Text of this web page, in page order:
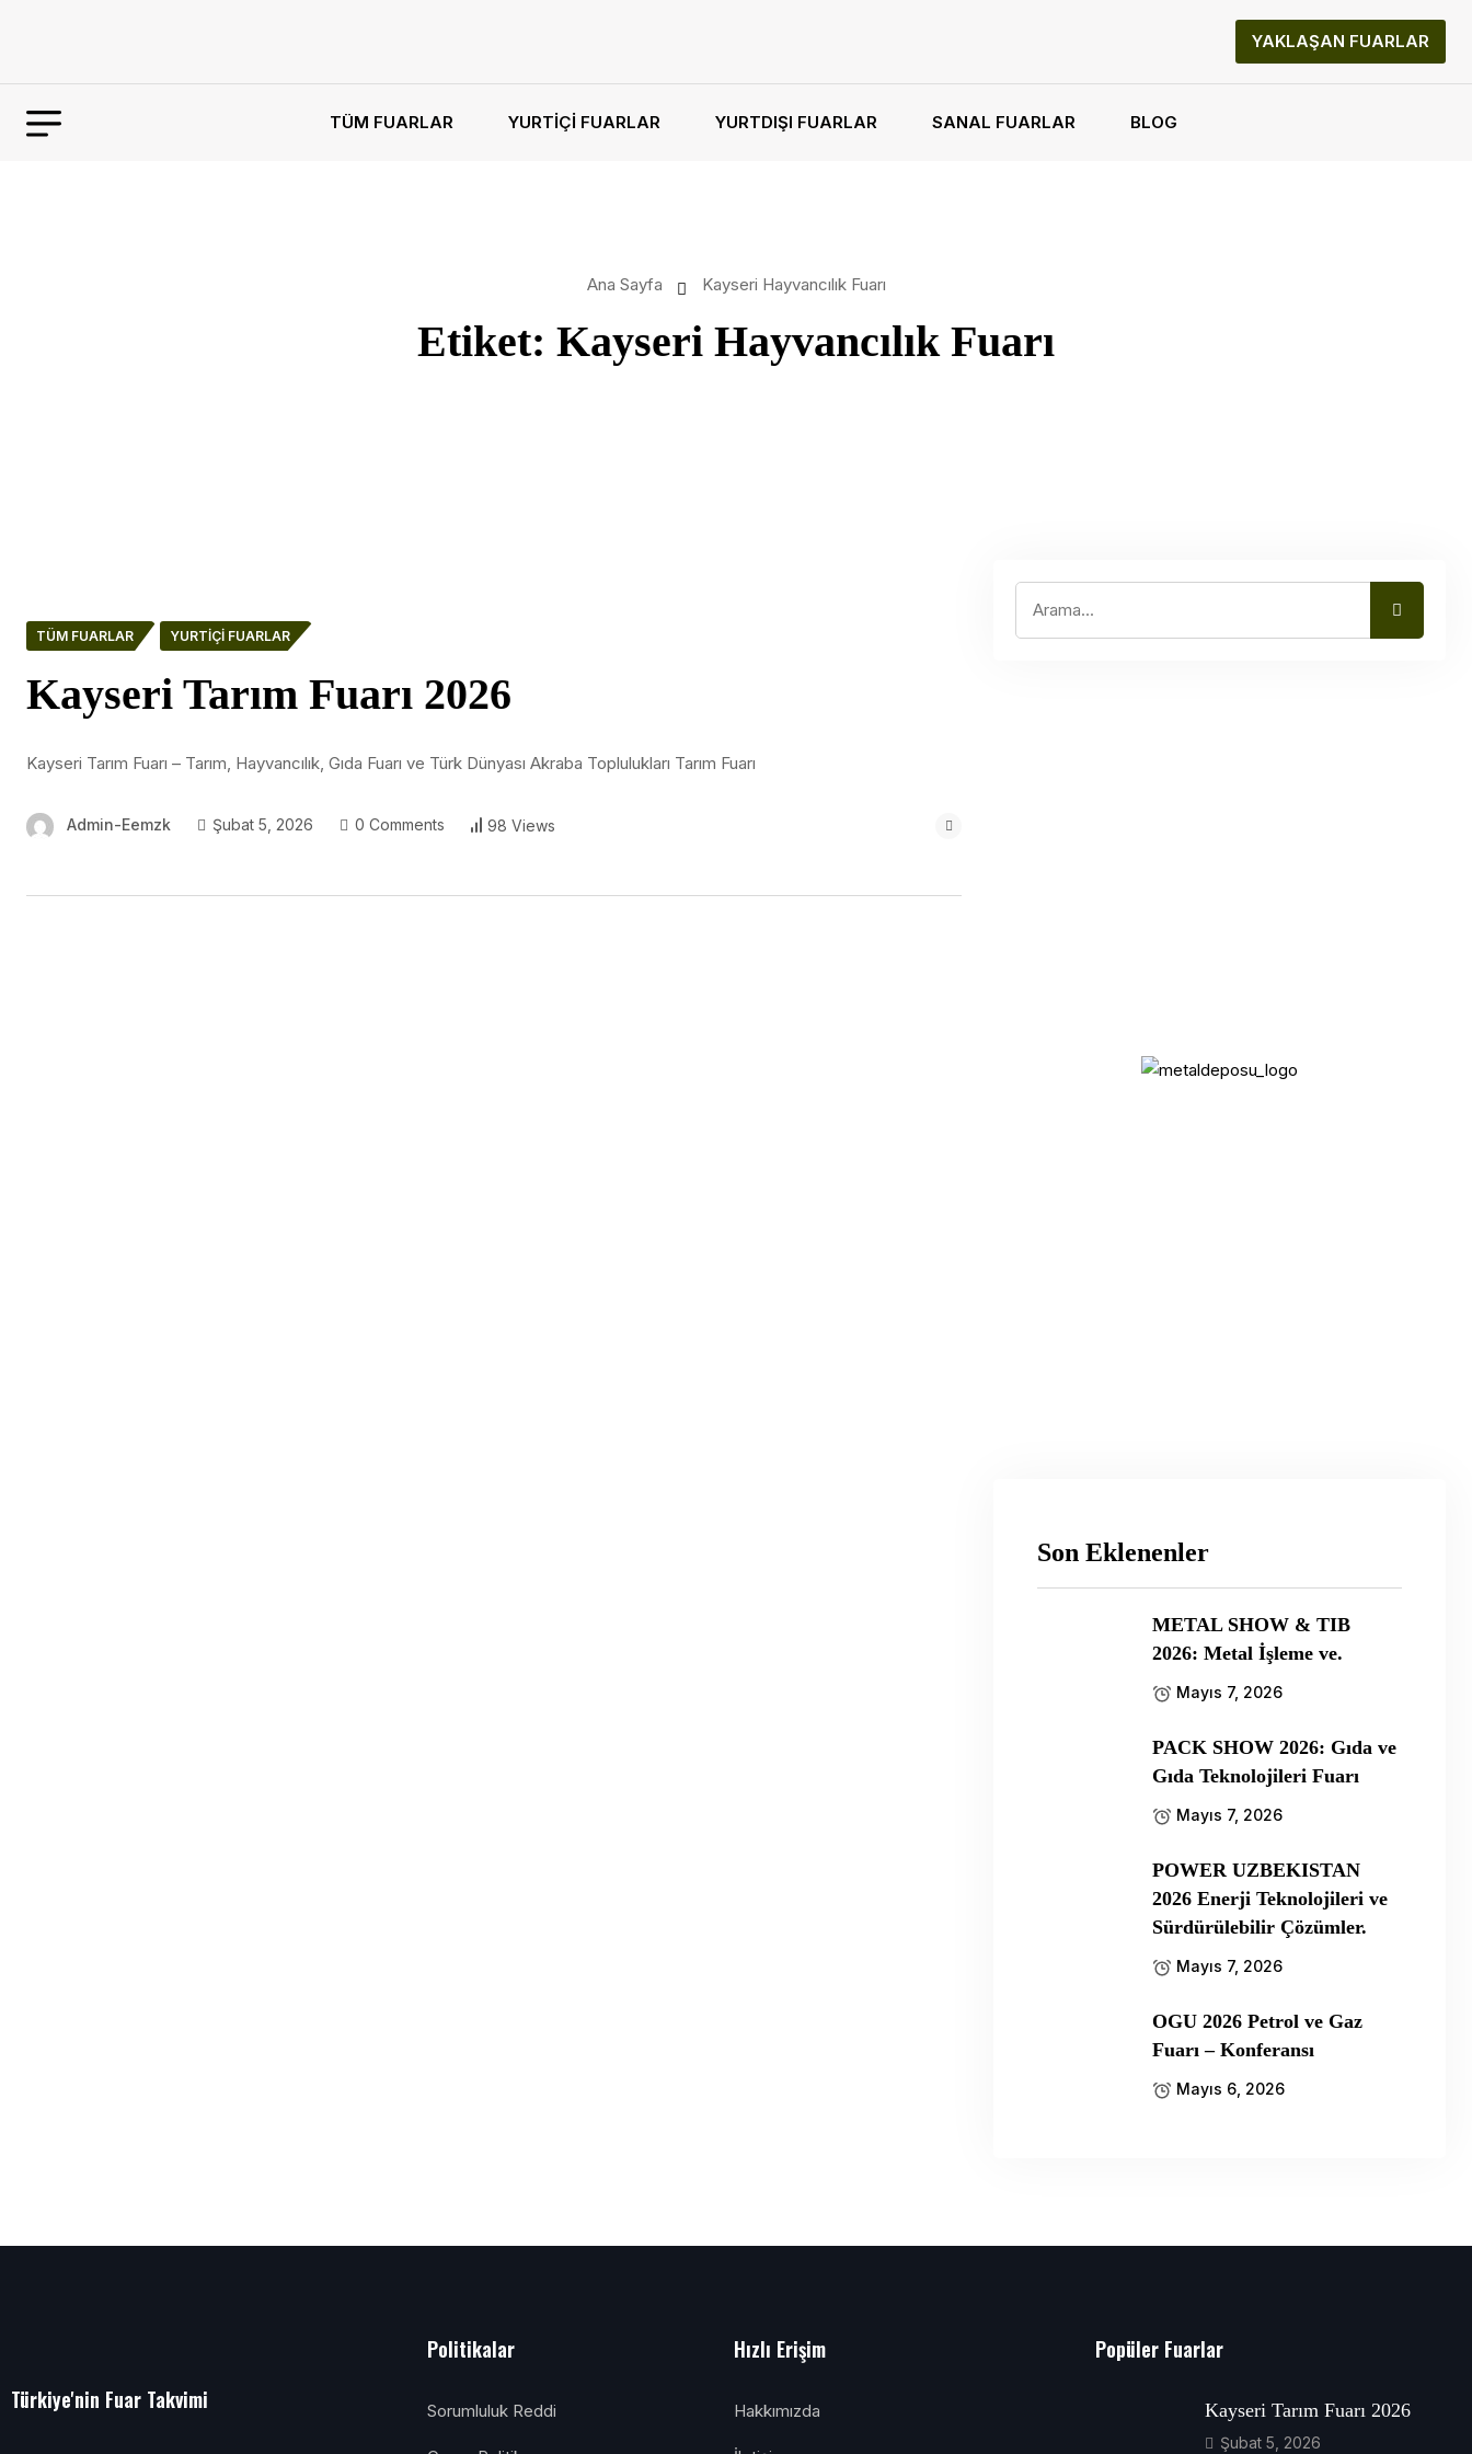
YAKLAŞAN FUARLAR
TÜM FUARLAR YURTIÇI FUARLAR YURTDIŞI FUARLAR SANAL FUARLAR BLOG
Ana Sayfa Kayseri Hayvancılık Fuarı
Etiket: Kayseri Hayvancılık Fuarı
TÜM FUARLAR YURTIÇI FUARLAR
Kayseri Tarım Fuarı 2026
Kayseri Tarım Fuarı – Tarım, Hayvancılık, Gıda Fuarı ve Türk Dünyası Akraba Toplulukları Tarım Fuarı
Admin-Eemzk Şubat 5, 2026 0 Comments 98 Views
Son Eklenenler
METAL SHOW & TIB
2026: Metal İşleme ve.
Mayıs 7, 2026
PACK SHOW 2026: Gıda ve
Gıda Teknolojileri Fuarı
Mayıs 7, 2026
POWER UZBEKISTAN
2026 Enerji Teknolojileri ve
Sürdürülebilir Çözümler.
Mayıs 7, 2026
OGU 2026 Petrol ve Gaz
Fuarı – Konferansı
Mayıs 6, 2026
Türkiye'nin Fuar Takvimi
Politikalar
Sorumluluk Reddi
Hızlı Erişim
Hakkımızda
Popüler Fuarlar
Kayseri Tarım Fuarı 2026
Şubat 5, 2026